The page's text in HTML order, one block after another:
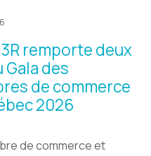
remporte deux
Gala des
de commerce
2026
de commerce et